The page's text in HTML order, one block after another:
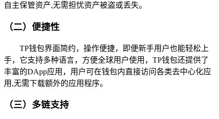
自主保管资产,无需担忧资产被盗或丢失。
（二）便捷性
TP钱包界面简约，操作便捷，即便新手用户也能轻松上
手，它支持多种语言，方便全球用户使用，TP钱包还提供了
丰富的DApp应用，用户可在钱包内直接访问各类去中心化应
用,无需下载额外的应用程序。
（三）多链支持